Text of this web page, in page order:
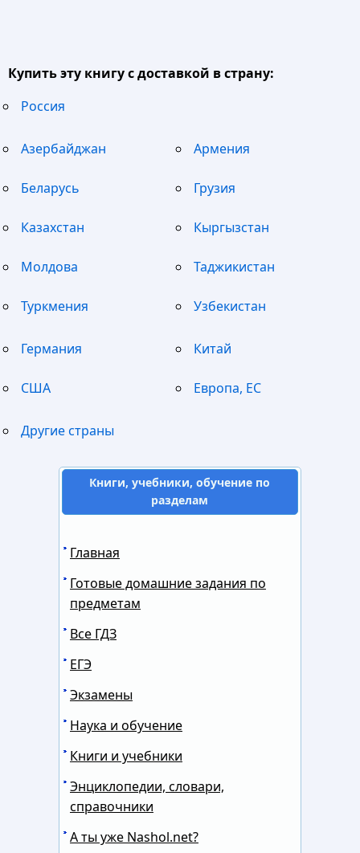
Купить эту книгу с доставкой в страну:
Россия
Азербайджан Армения
Беларусь Грузия
Казахстан Кыргызстан
Молдова Таджикистан
Туркмения Узбекистан
Германия Китай
США Европа, ЕС
Другие страны
Книги, учебники, обучение по
разделам
Главная
Готовые домашние задания по
предметам
Все ГДЗ
ЕГЭ
Экзамены
Наука и обучение
Книги и учебники
Энциклопедии, словари,
справочники
А ты уже Nashol.net?